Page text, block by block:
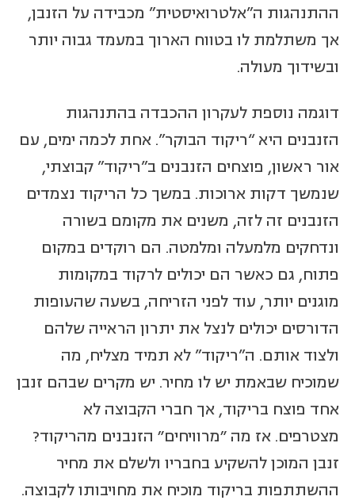
ההתנהגות ה”אלטרואיסטית” מכבידה על הזנבן,
אך משתלמת לו בטווח הארוך במעמד גבוה יותר
ובשידוך מעולה.
דוגמה נוספת לעקרון ההכבדה בהתנהגות
הזנבנים היא “ריקוד הבוקר”. אחת לכמה ימים, עם
אור ראשון, פוצחים הזנבנים ב”ריקוד” קבוצתי,
שנמשך דקות ארוכות. במשך כל הריקוד נצמדים
הזנבנים זה לזה, משנים את מקומם בשורה
ונדחקים מלמעלה ומלמטה. הם רוקדים במקום
פתוח, גם כאשר הם יכולים לרקוד במקומות
מוגנים יותר, עוד לפני הזריחה, בשעה שהעופות
הדורסים יכולים לנצל את יתרון הראייה שלהם
ולצוד אותם. ה”ריקוד” לא תמיד מצליח, מה
שמוכיח שבאמת יש לו מחיר. יש מקרים שבהם זנבן
אחד פוצח בריקוד, אך חברי הקבוצה לא
מצטרפים. אז מה "מרוויחים" הזנבנים מהריקוד?
זנבן המוכן להשקיע בחבריו ולשלם את מחיר
ההשתתפות בריקוד מוכיח את מחויבותו לקבוצה.